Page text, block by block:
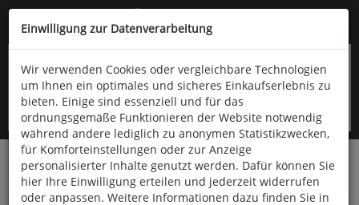
Kompletten Head der Seite überspringen
oder (06766) 9323-960
Startseite Bücher Downloads
Zeitschriften
Der Falke
Einwilligung zur Datenverarbeitung
Wir verwenden Cookies oder vergleichbare Technologien
um Ihnen ein optimales und sicheres Einkaufserlebnis zu
bieten. Einige sind essenziell und für das
ordnungsgemäße Funktionieren der Website notwendig
während andere lediglich zu anonymen Statistikzwecken,
für Komforteinstellungen oder zur Anzeige
personalisierter Inhalte genutzt werden. Dafür können Sie
hier Ihre Einwilligung erteilen und jederzeit widerrufen
oder anpassen. Weitere Informationen dazu finden Sie in